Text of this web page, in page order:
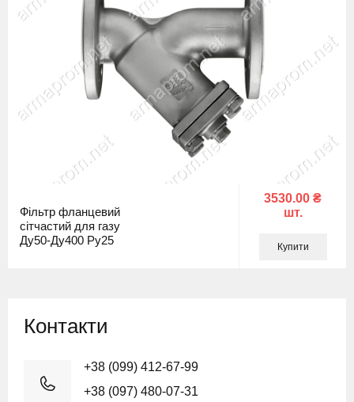
Фільтр фланцевий
сітчастий для газу
Ду50-Ду400 Ру25
3530.00 ₴
шт.
Купити
Контакти
+38 (099) 412-67-99
+38 (097) 480-07-31